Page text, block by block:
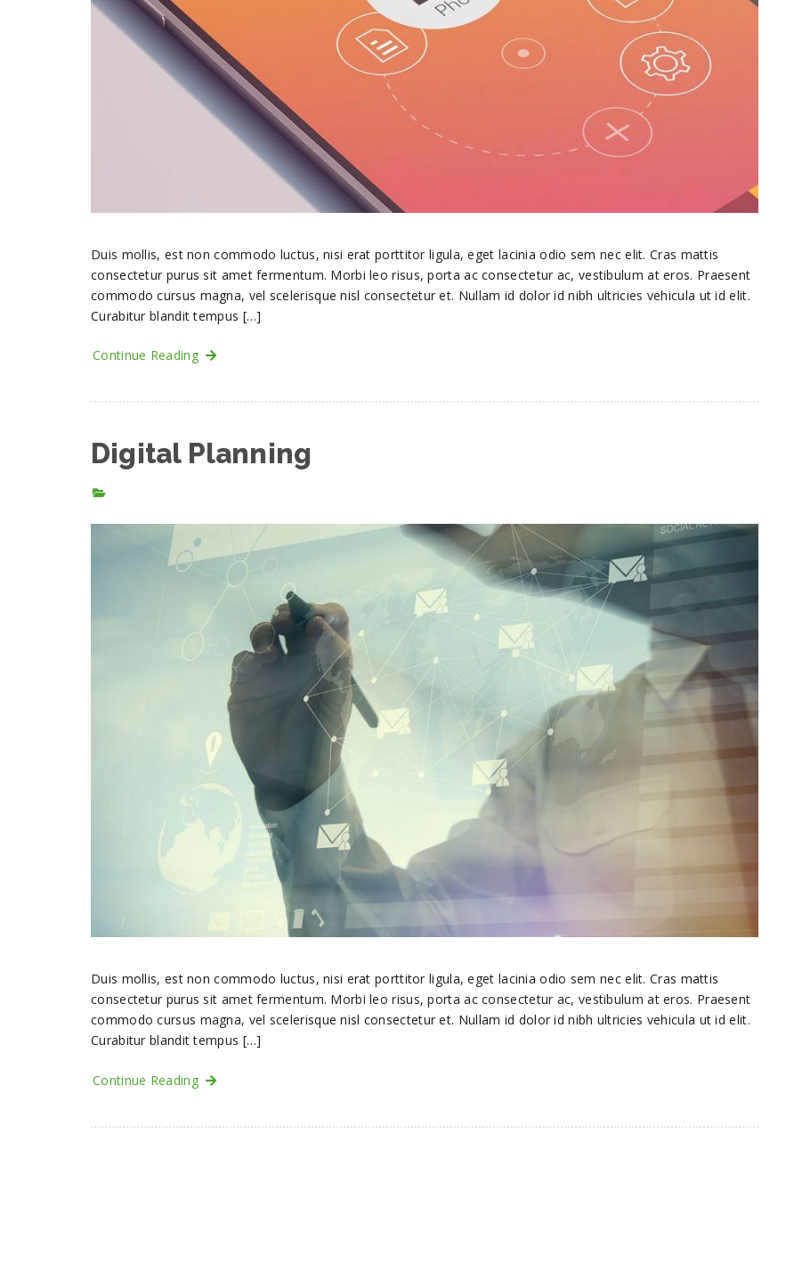
Duis mollis, est non commodo luctus, nisi erat porttitor ligula, eget lacinia odio sem nec elit. Cras mattis
consectetur purus sit amet fermentum. Morbi leo risus, porta ac consectetur ac, vestibulum at eros. Praesent
commodo cursus magna, vel scelerisque nisl consectetur et. Nullam id dolor id nibh ultricies vehicula ut id elit.
Curabitur blandit tempus […]
Continue Reading
Digital Planning
Duis mollis, est non commodo luctus, nisi erat porttitor ligula, eget lacinia odio sem nec elit. Cras mattis
consectetur purus sit amet fermentum. Morbi leo risus, porta ac consectetur ac, vestibulum at eros. Praesent
commodo cursus magna, vel scelerisque nisl consectetur et. Nullam id dolor id nibh ultricies vehicula ut id elit.
Curabitur blandit tempus […]
Continue Reading